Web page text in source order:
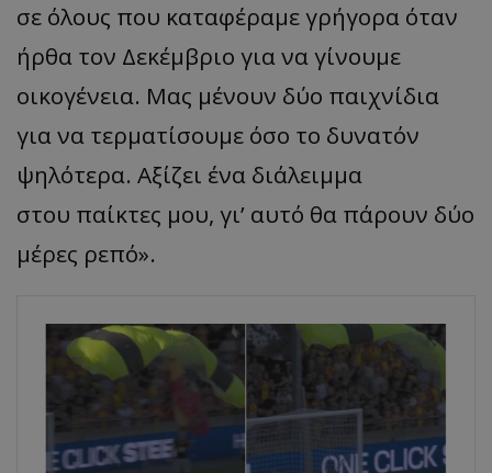
σε όλους που καταφέραμε γρήγορα όταν
ήρθα τον Δεκέμβριο για να γίνουμε
οικογένεια. Μας μένουν δύο παιχνίδια
για να τερματίσουμε όσο το δυνατόν
ψηλότερα. Αξίζει ένα διάλειμμα
στου παίκτες μου, γι’ αυτό θα πάρουν δύο
μέρες ρεπό».